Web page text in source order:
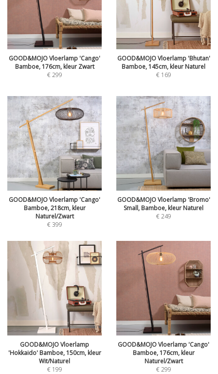
GOOD&MOJO Vloerlamp 'Cango'
Bamboe, 176cm, kleur Zwart
€299
GOOD&MOJO Vloerlamp 'Bhutan'
Bamboe, 145cm, kleur Naturel
€ 169
GOOD&MOJO Vloerlamp 'Cango'
Bamboe, 218cm, kleur
Naturel/Zwart
€399
GOOD&MOJO Vloerlamp 'Bromo'
Small, Bamboe, kleur Naturel
€249
GOOD&MOJO Vloerlamp
'Hokkaido' Bamboe, 150cm, kleur
Wit/Naturel
€ 199
GOOD&MOJO Vloerlamp 'Cango'
Bamboe, 176cm, kleur
Naturel/Zwart
€299